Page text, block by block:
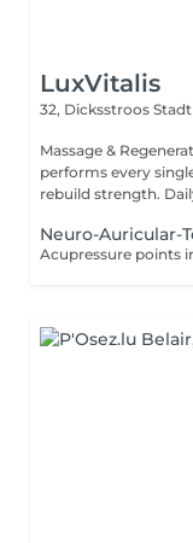
LuxVitalis
32, Dicksstroos
Massage &
performs every single
rebuild strength.
Neuro-Auricular-